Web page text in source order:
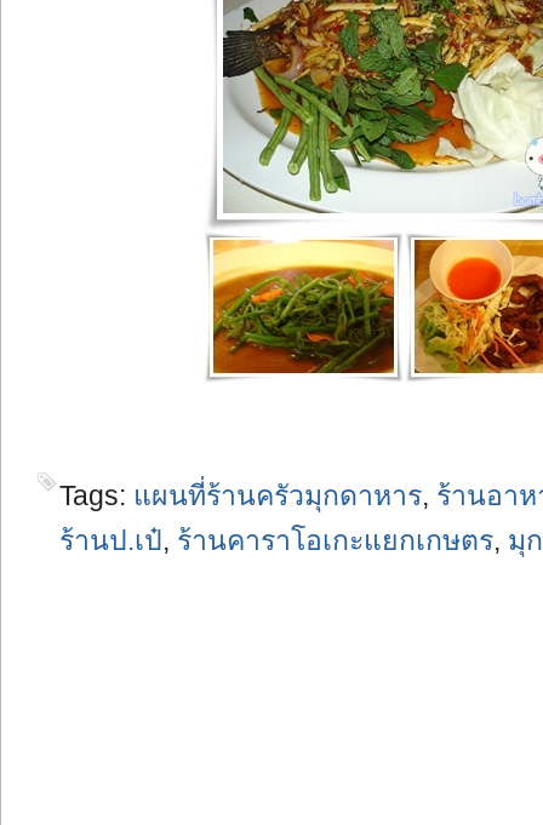
Tags: แผนที่ร้านครัวมุกดาหาร, ร้านอาห
ร้านป.เป๋, ร้านคาราโอเกะแยกเกษตร, มุ